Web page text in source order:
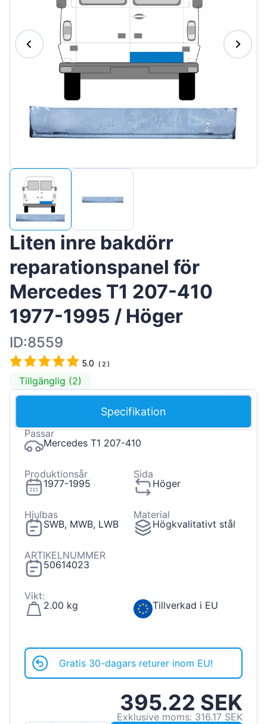
Magyar
Lietuvių
Hrvatski
Português
Slovenčina
Liten inre bakdörr
reparationspanel för
Mercedes T1 207-410
1977-1995 / Höger
ID:8559
5.0 ( 2 )
Tillgänglig (2)
Specifikation
Passar
Mercedes T1 207-410
Produktionsår
1977-1995
Sida
Höger
Hjulbas
SWB, MWB, LWB
Material
Högkvalitativt stål
ARTIKELNUMMER
50614023
Vikt:
2.00 kg
Tillverkad i EU
Gratis 30-dagars returer inom EU!
395.22 SEK
Exklusive moms: 316.17 SEK